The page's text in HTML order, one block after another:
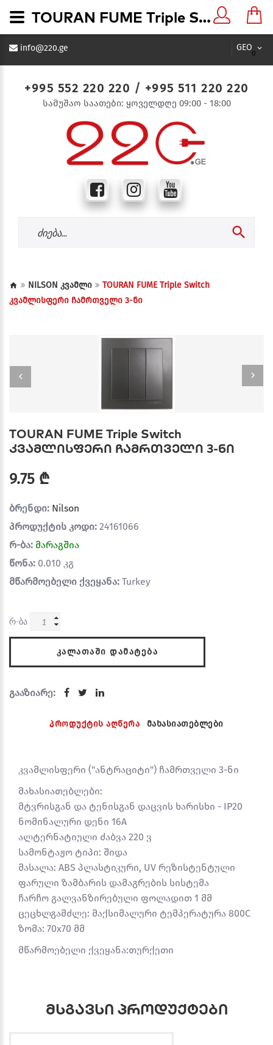
GEO
0
info@220.ge
+995 552 220 220 / +995 511 220 220
სამუშაო საათები: ყოველდღე 09:00 - 18:00
NILSON კვამლი
TOURAN FUME Triple Switch
კვამლისფერი ჩამრთველი 3-ნი
TOURAN FUME Triple Switch
კვამლისფერი ჩამრთველი 3-ნი
9.75 ₾
ბრენდი: Nilson
პროდუქტის კოდი: 24161066
რ-ბა: მარაგშია
წონა: 0.010 კგ
მწარმოებელი ქვეყანა: Turkey
რ-ბა
ᲙᲐᲚᲐᲗᲐᲨᲘ ᲓᲐᲛᲐᲢᲔᲑᲐ
გააზიარე:
პროდუქტის აღწერა მახასიათებლები
კვამლისფერი ("ანტრაციტი") ჩამრთველი 3-ნი
მახასიათებლები:
მტვრისგან და ტენისგან დაცვის ხარისხი - IP20
ნომინალური დენი 16A
ალტერნატიული ძაბვა 220 ვ
სამონტაჟო ტიპი: შიდა
მასალა: ABS პლასტიკური, UV რეზისტენტული
ფარული ზამბარის დამაგრების სისტემა
ჩარჩო გალვანზირებული ფოლადით 1 მმ
ცეცხლგამძლე: მაქსიმალური ტემპერატურა 800C
ზომა: 70x70 მმ
მწარმოებელი ქვეყანა:თურქეთი
მსგავსი პროდუქტები
TOURAN FUME Triple Switch კვამლისფერი ჩამრთველი 3-ნი - 220.ge